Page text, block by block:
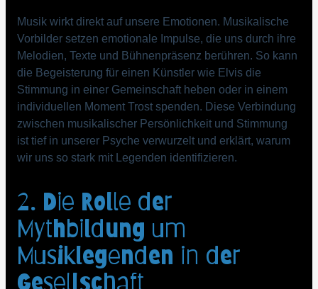
Musik wirkt direkt auf unsere Emotionen. Musikalische
Vorbilder setzen emotionale Impulse, die uns durch ihre
Melodien, Texte und Bühnenpräsenz berühren. So kann
die Begeisterung für einen Künstler wie Elvis die
Stimmung in einer Gemeinschaft heben oder in einem
individuellen Moment Trost spenden. Diese Verbindung
zwischen musikalischer Persönlichkeit und Stimmung
ist tief in unserer Psyche verwurzelt und erklärt, warum
wir uns so stark mit Legenden identifizieren.
2. Die Rolle der
Mythbildung um
Musiklegenden in der
Gesellschaft